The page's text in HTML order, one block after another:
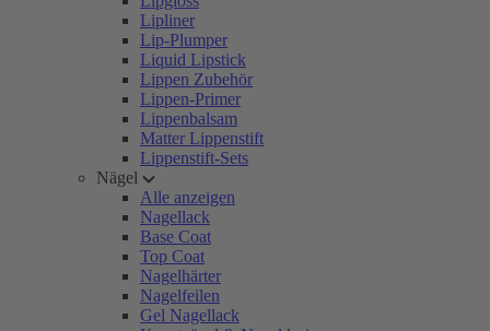
Lipliner
Lip-Plumper
Liquid Lipstick
Lippen Zubehör
Lippen-Primer
Lippenbalsam
Matter Lippenstift
Lippenstift-Sets
Nägel
Alle anzeigen
Nagellack
Base Coat
Top Coat
Nagelhärter
Nagelfeilen
Gel Nagellack